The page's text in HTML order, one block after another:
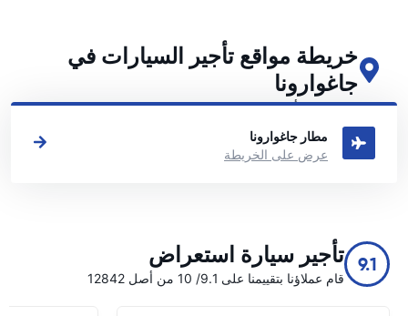
خريطة مواقع تأجير السيارات في
جاغوارونا
اطلع على مواقع تأجير السيارات الرئيسية لدينا في جاغوارونا
مطار جاغوارونا
عرض على الخريطة
9.1 تأجير سيارة استعراض
قام عملاؤنا بتقييمنا على 9.1/ 10 من أصل 12842